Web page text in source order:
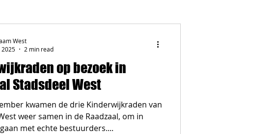
op bezoek in
Stadsdeel West
kwamen de drie Kinderwijkraden van
weer samen in de Raadzaal, om in
met echte bestuurders....
West
2025
2 min read